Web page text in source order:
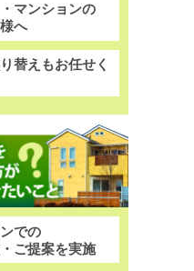
マンションの
へ
替えもお任せく
での
ご提案を実施